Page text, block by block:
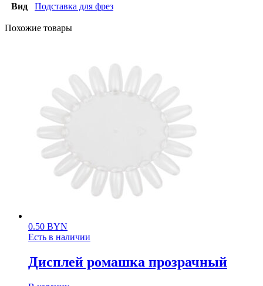
Вид Подставка для фрез
Похожие товары
0.50 BYN
Есть в наличии
Дисплей ромашка прозрачный